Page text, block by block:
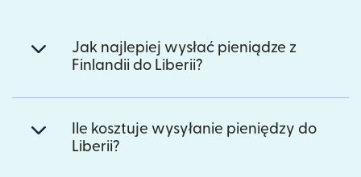
Jak najlepiej wysłać pieniądze z
Finlandii do Liberii?
Ile kosztuje wysyłanie pieniędzy do
Liberii?